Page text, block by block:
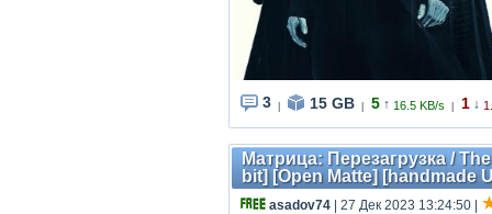
3 15 GB 5 ↑ 16.5 KB/s 1 ↓
Матрица: Перезагрузка /
bit] [Open Matte] [handmade
asadov74 | 27 Дек 2023 13:24:50